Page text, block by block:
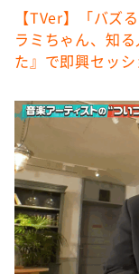
アナ回覧板
【TVer】「バズ
ラミちゃん、知
た』で即興セッシ